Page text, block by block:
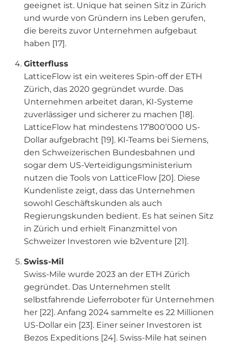
geeignet ist. Unique hat seinen Sitz in Zürich
und wurde von Gründern ins Leben gerufen,
die bereits zuvor Unternehmen aufgebaut
haben [17].
Gitterfluss
LatticeFlow ist ein weiteres Spin-off der ETH
Zürich, das 2020 gegründet wurde. Das
Unternehmen arbeitet daran, KI-Systeme
zuverlässiger und sicherer zu machen [18].
LatticeFlow hat mindestens 17’800’000 US-
Dollar aufgebracht [19]. KI-Teams bei Siemens,
den Schweizerischen Bundesbahnen und
sogar dem US-Verteidigungsministerium
nutzen die Tools von LatticeFlow [20]. Diese
Kundenliste zeigt, dass das Unternehmen
sowohl Geschäftskunden als auch
Regierungskunden bedient. Es hat seinen Sitz
in Zürich und erhielt Finanzmittel von
Schweizer Investoren wie b2venture [21].
Swiss-Mil
Swiss-Mile wurde 2023 an der ETH Zürich
gegründet. Das Unternehmen stellt
selbstfahrende Lieferroboter für Unternehmen
her [22]. Anfang 2024 sammelte es 22 Millionen
US-Dollar ein [23]. Einer seiner Investoren ist
Bezos Expeditions [24]. Swiss-Mile hat seinen